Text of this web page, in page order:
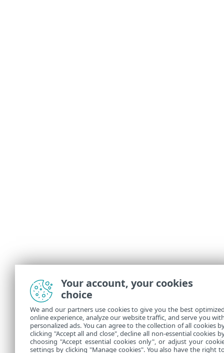
Your account, your cookies
choice
We and our partners use cookies to give you the best
online experience, analyze our website traffic, and serve you
personalized ads. You can agree to the collection of all cookies
clicking "Accept all and close", decline all non-essential cookies
choosing "Accept essential cookies only", or adjust your
settings by clicking "Manage cookies". You also have the right